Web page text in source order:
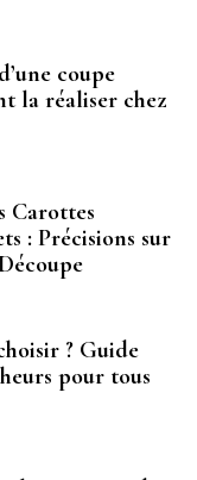
coupe
la réaliser chez
Carottes
: Précisions sur
? Guide
pour tous